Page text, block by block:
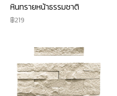
หินทรายหน้าธรรมชาติ
219